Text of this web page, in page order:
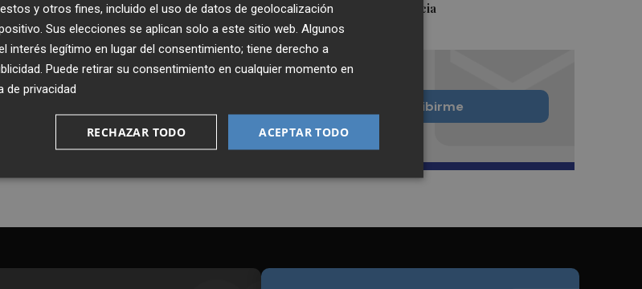
puerto de Valencia
toda la actualidad de
Podcast en tu correo
Quiero suscribirme
y otros fines, incluido el uso de datos de geolocalización
Sus elecciones se aplican solo a este sitio web. Algunos
interés legítimo en lugar del consentimiento; tiene derecho a
. Puede retirar su consentimiento en cualquier momento en
de privacidad
ACEPTAR TODO
RECHAZAR TODO